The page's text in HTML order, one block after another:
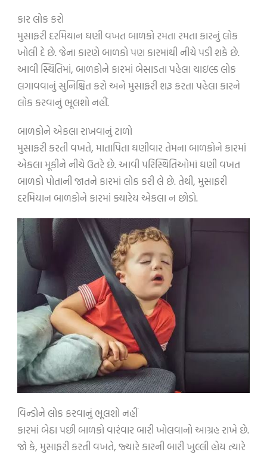
કાર લોક કરો
મુસાફરી દરમિયાન ઘણી વખત બાળકો રમતા રમતા કારનું લોક
ખોલી દે છે. જેના કારણે બાળકો પણ કારમાંથી નીચે પડી શકે છે.
આવી સ્થિતિમાં, બાળકોને કારમાં બેસાડતા પહેલા ચાઇલ્ડ લોક
લગાવવાનું સુનિશ્ચિત કરો અને મુસાફરી શરૂ કરતા પહેલા કારને
લોક કરવાનું ભૂલશો નહીં.
બાળકોને એકલા રાખવાનું ટાળો
મુસાફરી કરતી વખતે, માતાપિતા ઘણીવાર તેમના બાળકોને કારમાં
એકલા મૂકીને નીચે ઉતરે છે. આવી પરિસ્થિતિઓમાં ઘણી વખત
બાળકો પોતાની જાતને કારમાં લોક કરી લે છે. તેથી, મુસાફરી
દરમિયાન બાળકોને કારમાં ક્યારેય એકલા ન છોડો.
વિન્ડોને લોક કરવાનું ભૂલશો નહીં
કારમાં બેઠા પછી બાળકો વારંવાર બારી ખોલવાનો આગ્રહ રાખે છે.
જો કે, મુસાફરી કરતી વખતે, જ્યારે કારની બારી ખુલ્લી હોય ત્યારે